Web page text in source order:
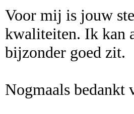
Voor mij is jouw
kwaliteiten. Ik kan
bijzonder goed zit.
Nogmaals